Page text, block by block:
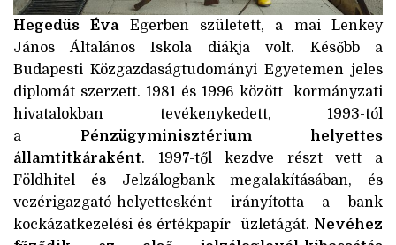
Hegedüs ÉvaEgerben született, a mai Lenkey
János Általános Iskola diákja volt. Később a
Budapesti Közgazdaságtudományi Egyetemen jeles
diplomát szerzett. 1981 és 1996 között kormányzati
hivatalokban tevékenykedett, 1993-tól
a Pénzügyminisztérium helyettes
államtitkáraként. 1997-től kezdve részt vett a
Földhitel és Jelzálogbank megalakításában, és
vezérigazgató-helyettesként irányította a bank
kockázatkezelési és értékpapír üzletágát. Nevéhez